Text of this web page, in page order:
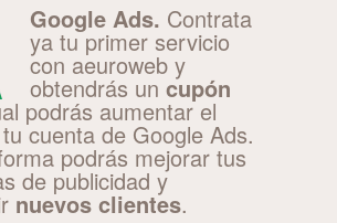
Google Ads. Contrata
ya tu primer servicio
con aeuroweb y
obtendrás un cupón
podrás aumentar el
cuenta de Google Ads.
podrás mejorar tus
de publicidad y
nuevos clientes.